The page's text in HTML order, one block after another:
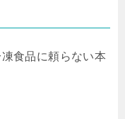
食品に頼らない本